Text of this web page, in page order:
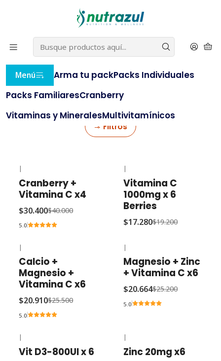
Menú Arma tu packPacks Individuales
Packs FamiliaresCranberry
Vitaminas y MineralesMultivitamínicos
⭐ con el cupón BLACKNUTRAZUL
AQUÍ
Inicio Packs Familiares
Packs Familiares
Packs para ti o para compartir con tu familia. Tú eliges.
Filtros
|
Cranberry +
Vitamina C x4
$30.400$40.000
5.0
|
Vitamina C
1000mg x 6
Berries
$17.280$19.200
|
Calcio +
Magnesio +
Vitamina C x6
$20.910$25.500
5.0
|
Magnesio + Zinc
+ Vitamina C x6
$20.664$25.200
5.0
|
Vit D3-800UI x 6
|
Zinc 20mg x6